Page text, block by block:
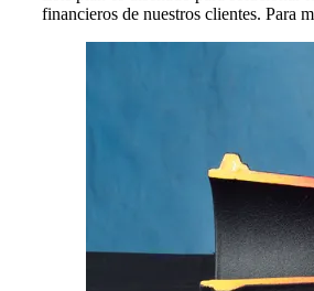
financieros de nuestros clientes. Para